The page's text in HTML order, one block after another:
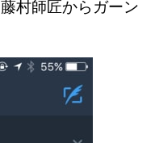
村師匠からガーン